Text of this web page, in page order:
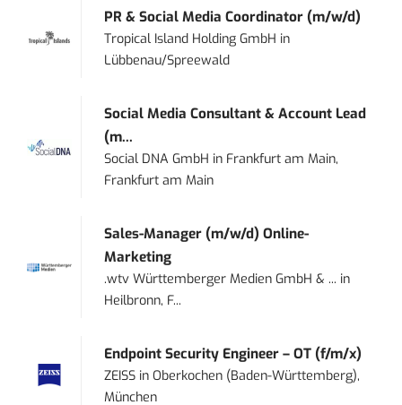
PR & Social Media Coordinator (m/w/d)
Tropical Island Holding GmbH in
Lübbenau/Spreewald
Social Media Consultant & Account Lead
(m...
Social DNA GmbH in Frankfurt am Main,
Frankfurt am Main
Sales-Manager (m/w/d) Online-
Marketing
.wtv Württemberger Medien GmbH & ... in
Heilbronn, F...
Endpoint Security Engineer – OT (f/m/x)
ZEISS inOberkochen (Baden-Württemberg),
München